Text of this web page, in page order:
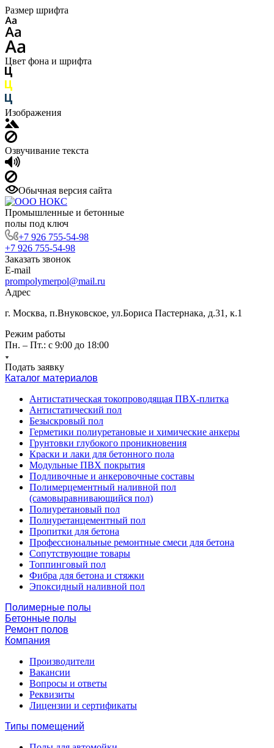
Размер шрифта
Цвет фона и шрифта
Изображения
Озвучивание текста
Обычная версия сайта
Промышленные и бетонные
полы под ключ
+7 926 755-54-98
+7 926 755-54-98
Заказать звонок
E-mail
prompolymerpol@mail.ru
Адрес
г. Москва, п.Внуковское, ул.Бориса Пастернака, д.31, к.1
Режим работы
Пн. – Пт.: с 9:00 до 18:00
Подать заявку
Каталог материалов
Антистатическая токопроводящая ПВХ-плитка
Антистатический пол
Безыскровый пол
Герметики полиуретановые и химические анкеры
Грунтовки глубокого проникновения
Краски и лаки для бетонного пола
Модульные ПВХ покрытия
Подливочные и анкеровочные составы
Полимерцементный наливной пол
(самовыравнивающийся пол)
Полиуретановый пол
Полиуретанцементный пол
Пропитки для бетона
Профессиональные ремонтные смеси для бетона
Сопутствующие товары
Топпинговый пол
Фибра для бетона и стяжки
Эпоксидный наливной пол
Полимерные полы
Бетонные полы
Ремонт полов
Компания
Производители
Вакансии
Вопросы и ответы
Реквизиты
Лицензии и сертификаты
Типы помещений